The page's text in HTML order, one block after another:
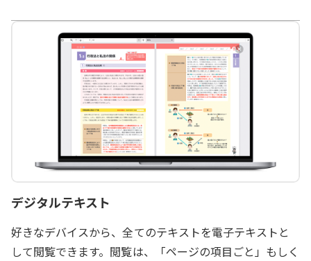
デジタルテキスト
好きなデバイスから、全てのテキストを電子テキストと
して閲覧できます。閲覧は、「ページの項目ごと」もしく